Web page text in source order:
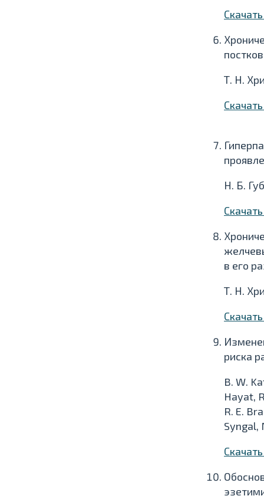
Т. Н.
Н. Б.
в его
Т. Н.
риска
B. W.
Hayat,
R. E.
Syngal,